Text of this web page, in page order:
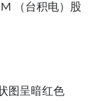
（台积电）股
图呈暗红色